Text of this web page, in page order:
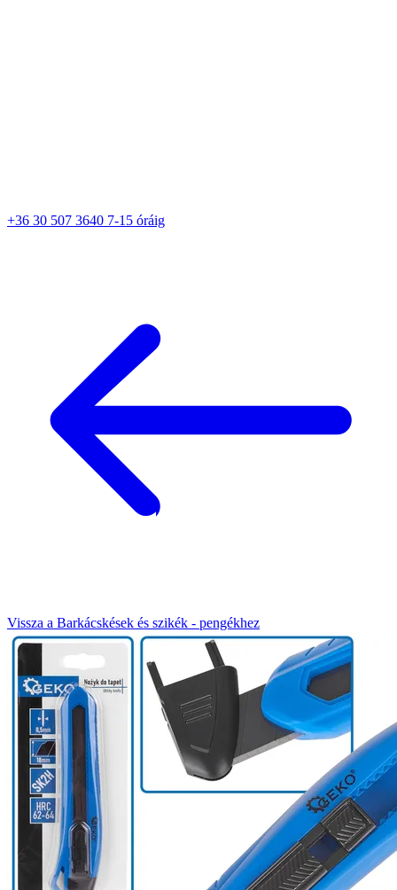
+36 30 507 3640 7-15 óráig
Vissza a Barkácskések és szikék - pengékhez